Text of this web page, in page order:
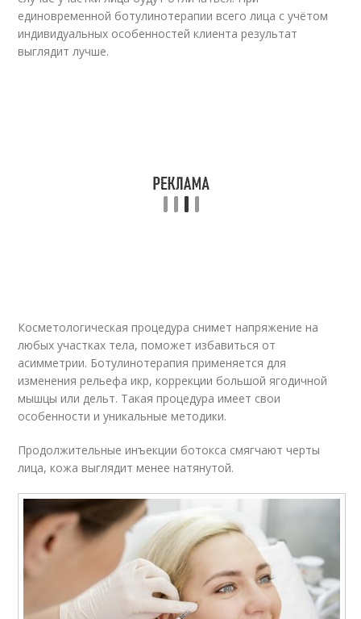
единовременной ботулинотерапии всего лица с учётом
индивидуальных особенностей клиента результат
выглядит лучше.
Косметологическая процедура снимет напряжение на
любых участках тела, поможет избавиться от
асимметрии. Ботулинотерапия применяется для
изменения рельефа икр, коррекции большой ягодичной
мышцы или дельт. Такая процедура имеет свои
особенности и уникальные методики.
Продолжительные инъекции ботокса смягчают черты
лица, кожа выглядит менее натянутой.